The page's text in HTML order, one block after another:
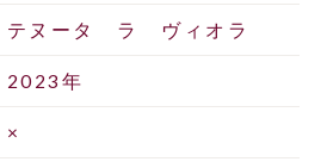
テヌータ ラ ヴィオラ
2023年
×